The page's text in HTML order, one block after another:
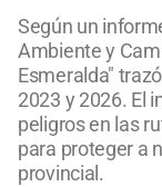
Según un
Ambiente y
Esmeralda"
2023 y 2026. El
peligros en las
para proteger a
provincial.